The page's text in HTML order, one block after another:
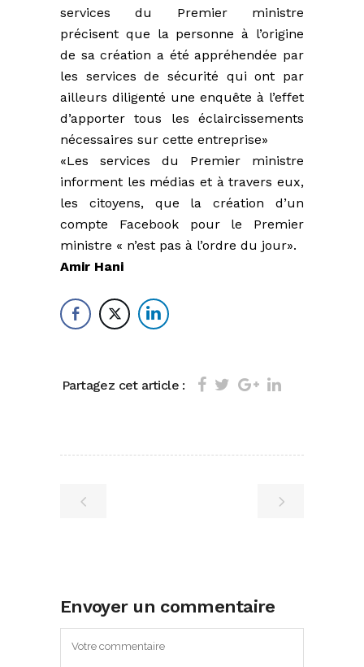
services du Premier ministre
précisent que la personne à l’origine
de sa création a été appréhendée par
les services de sécurité qui ont par
ailleurs diligenté une enquête à l’effet
d’apporter tous les éclaircissements
nécessaires sur cette entreprise»
«Les services du Premier ministre
informent les médias et à travers eux,
les citoyens, que la création d’un
compte Facebook pour le Premier
ministre « n’est pas à l’ordre du jour».
Amir Hani
Partagez cet article :
Envoyer un commentaire